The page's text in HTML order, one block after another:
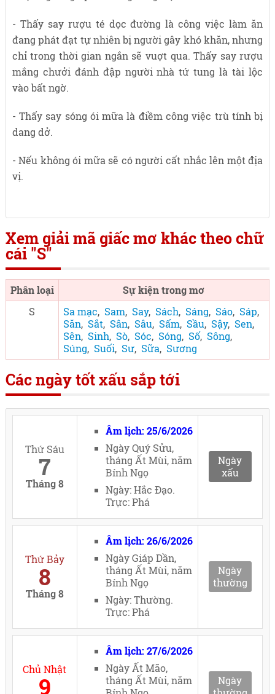
- Thấy say rượu té dọc đường là công việc làm ăn
đang phát đạt tự nhiên bị người gây khó khăn, nhưng
chỉ trong thời gian ngắn sẽ vuợt qua. Thấy say rượu
mắng chưởi đánh đập người nhà tứ tung là tài lộc
vào bất ngờ.
- Thấy say sóng ói mữa là điềm công việc trù tính bị
dang dở.
- Nếu không ói mữa sẽ có người cất nhắc lên một địa
vị.
Xem giải mã giấc mơ khác theo chữ
cái "S"
Phân loại
Sự kiện trong mơ
S
Sa mạc, Sam, Say, Sách, Sáng, Sáo, Sáp,
Săn, Sắt, Sân, Sâu, Sấm, Sầu, Sậy, Sen,
Sên, Sinh, Sò, Sóc, Sóng, Số, Sông,
Súng, Suối, Sư, Sữa, Sương
Các ngày tốt xấu sắp tới
Thứ Sáu
7
Tháng 8
Âm lịch: 25/6/2026
Ngày Quý Sửu,
tháng Ất Mùi, năm
Bính Ngọ
Ngày: Hắc Đạo.
Trực: Phá
Ngày
xấu
Thứ Bảy
8
Tháng 8
Âm lịch: 26/6/2026
Ngày Giáp Dần,
tháng Ất Mùi, năm
Bính Ngọ
Ngày: Thường.
Trực: Phá
Ngày
thường
Chủ Nhật
9
Âm lịch: 27/6/2026
Ngày Ất Mão,
tháng Ất Mùi, năm
Ngày